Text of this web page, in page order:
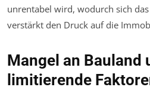
unrentabel wird, wodurch sich
verstärkt den Druck auf die
Mangel an Bauland
limitierende